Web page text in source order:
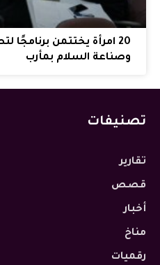
20 امرأة يختتمن برنامجًا
وصناعة السلام بمأرب
تصنيفات
تقارير
قصص
أخبار
مناخ
رقميات